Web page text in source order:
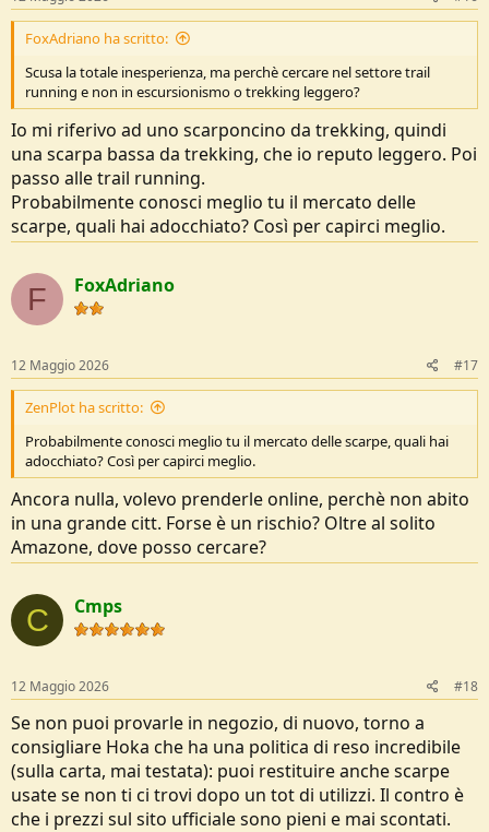
FoxAdriano ha scritto:
Scusa la totale inesperienza, ma perchè cercare nel settore trail
running e non in escursionismo o trekking leggero?
Io mi riferivo ad uno scarponcino da trekking, quindi
una scarpa bassa da trekking, che io reputo leggero. Poi
passo alle trail running.
Probabilmente conosci meglio tu il mercato delle
scarpe, quali hai adocchiato? Così per capirci meglio.
F FoxAdriano
12 Maggio 2026 #17
ZenPlot ha scritto:
Probabilmente conosci meglio tu il mercato delle scarpe, quali hai
adocchiato? Così per capirci meglio.
Ancora nulla, volevo prenderle online, perchè non abito
in una grande citt. Forse è un rischio? Oltre al solito
Amazone, dove posso cercare?
C Cmps
12 Maggio 2026 #18
Se non puoi provarle in negozio, di nuovo, torno a
consigliare Hoka che ha una politica di reso incredibile
(sulla carta, mai testata): puoi restituire anche scarpe
usate se non ti ci trovi dopo un tot di utilizzi. Il contro è
che i prezzi sul sito ufficiale sono pieni e mai scontati.